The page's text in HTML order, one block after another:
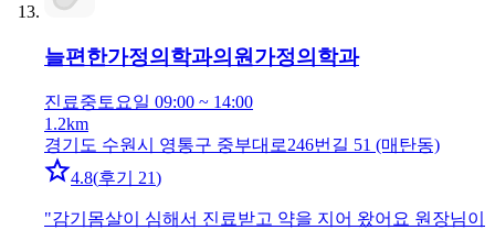
늘편한가정의학과의원 가정의학과
진료중 토요일 09:00 ~ 14:00
1.2km
경기도 수원시 영통구 중부대로246번길 51 (매탄동)
4.8(후기 21)
"감기몸살이 심해서 진료받고 약을 지어 왔어요 원장님이